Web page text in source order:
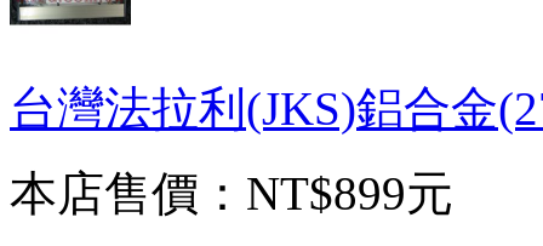
台灣法拉利(JKS)鋁合金
本店售價： NT$899元